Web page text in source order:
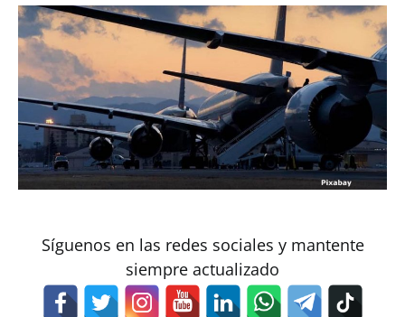
Síguenos en las redes sociales y mantente
siempre actualizado